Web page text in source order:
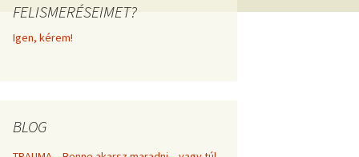
frekvenciákkal
FELISMERÉSEIMET?
Igen, kérem!
BLOG